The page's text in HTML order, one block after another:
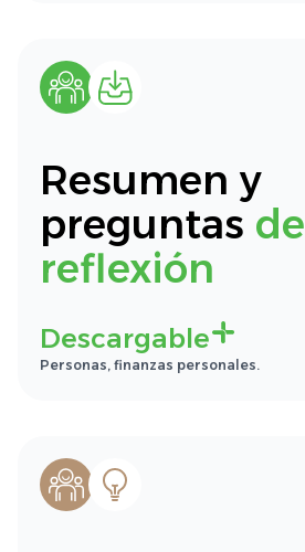
Resumen y
preguntas de
reflexión
Descargable
Personas, finanzas personales.